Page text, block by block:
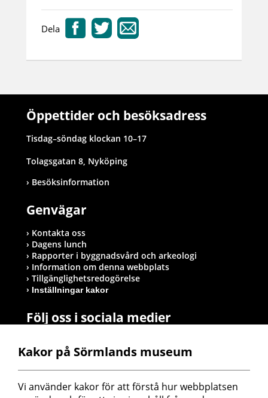
Dela
Öppettider och besöksadress
Tisdag–söndag klockan 10–17
Tolagsgatan 8, Nyköping
Besöksinformation
Genvägar
Kontakta oss
Dagens lunch
Rapporter i byggnadsvård och arkeologi
Information om denna webbplats
Tillgänglighetsredogörelse
Inställningar kakor
Följ oss i sociala medier
Postadress
Sörmlands museum
Kakor på Sörmlands museum
Vi använder kakor för att förstå hur webbplatsen